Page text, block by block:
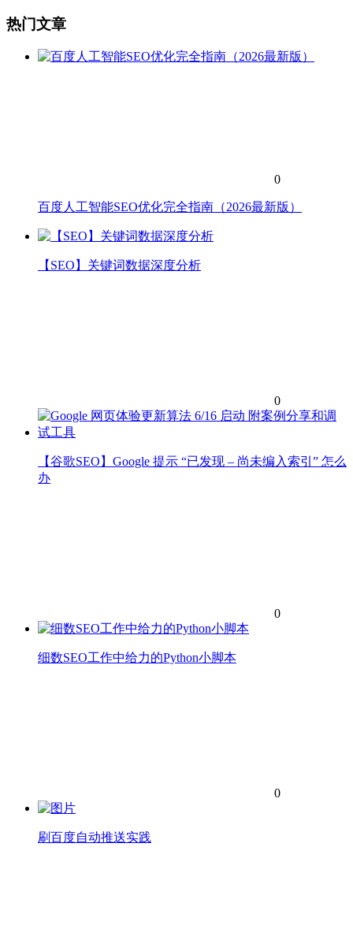
热门文章
0
百度人工智能SEO优化完全指南（2026最新版）
【SEO】关键词数据深度分析
0
【谷歌SEO】Google 提示 “已发现 – 尚未编入索引” 怎么
办
0
细数SEO工作中给力的Python小脚本
0
刷百度自动推送实践